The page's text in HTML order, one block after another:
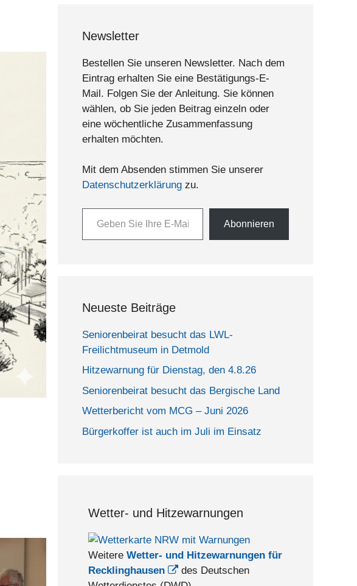
Newsletter
Bestellen Sie unseren Newsletter. Nach dem
Eintrag erhalten Sie eine Bestätigungs-E-
Mail. Folgen Sie der Anleitung. Sie können
wählen, ob Sie jeden Beitrag einzeln oder
eine wöchentliche Zusammenfassung
erhalten möchten.
Mit dem Absenden stimmen Sie unserer
Datenschutzerklärung zu.
Geben Sie Ihre E-Mail-Adresse ein ...
Abonnieren
Neueste Beiträge
Seniorenbeirat besucht das LWL-
Freilichtmuseum in Detmold
Hitzewarnung für Dienstag, den 4.8.26
Seniorenbeirat besucht das Bergische Land
Wetterbericht vom MCG – Juni 2026
Bürgerkoffer ist auch im Juli im Einsatz
Wetter- und Hitzewarnungen
Weitere Wetter- und Hitzewarnungen für
Recklinghausen
des Deutschen